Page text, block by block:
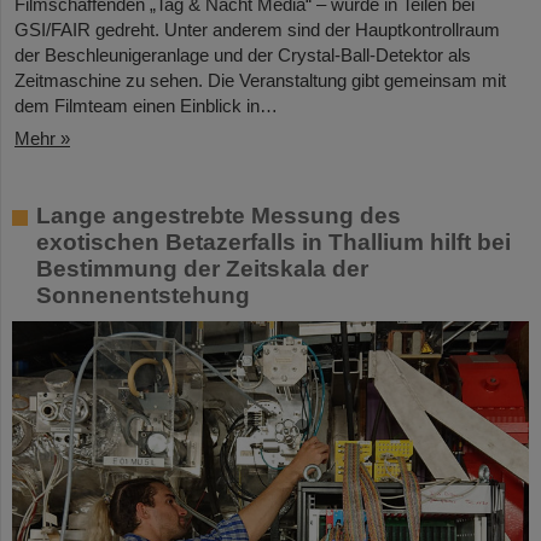
Filmschaffenden „Tag & Nacht Media“ – wurde in Teilen bei
GSI/FAIR gedreht. Unter anderem sind der Hauptkontrollraum
der Beschleunigeranlage und der Crystal-Ball-Detektor als
Zeitmaschine zu sehen. Die Veranstaltung gibt gemeinsam mit
dem Filmteam einen Einblick in…
Mehr »
Lange angestrebte Messung des
exotischen Betazerfalls in Thallium hilft bei
Bestimmung der Zeitskala der
Sonnenentstehung